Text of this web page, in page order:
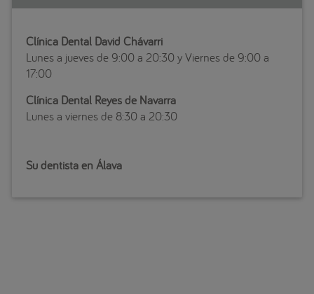
Clínica Dental David Chávarri
Lunes a jueves de 9:00 a 20:30 y Viernes de 9:00 a
17:00
Clínica Dental Reyes de Navarra
Lunes a viernes de 8:30 a 20:30
Su dentista en Álava